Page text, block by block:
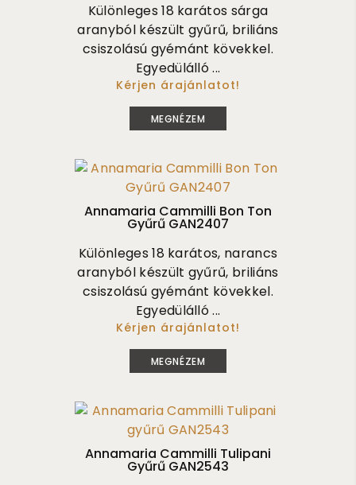
Különleges 18 karátos sárga
aranyból készült gyűrű, briliáns
csiszolású gyémánt kövekkel.
Egyedülálló ...
Kérjen árajánlatot!
MEGNÉZEM
Annamaria Cammilli Bon Ton
Gyűrű GAN2407
Különleges 18 karátos, narancs
aranyból készült gyűrű, briliáns
csiszolású gyémánt kövekkel.
Egyedülálló ...
Kérjen árajánlatot!
MEGNÉZEM
Annamaria Cammilli Tulipani
Gyűrű GAN2543